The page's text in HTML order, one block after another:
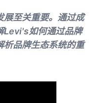
展至关重要。通过成
Levi's如何通过品牌
析品牌生态系统的重